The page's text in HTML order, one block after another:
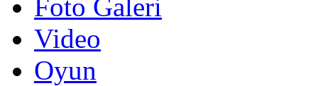
Foto Galeri
Video
Oyun